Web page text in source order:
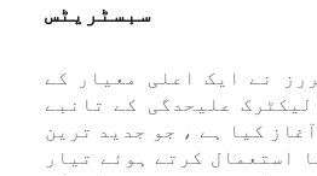
سبسٹریٹس
ایک اعلی معیار کے
علیحدگی کے تانبے
ہے ، جو جدید ترین
کرتے ہوئے تیار